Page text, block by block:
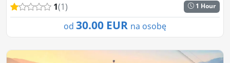
1(1) 1 Hour
od 30.00 EUR na osobę